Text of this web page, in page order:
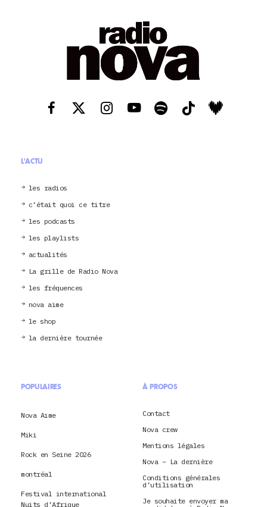
L'ACTU
les radios
c’était quoi ce titre
les podcasts
les playlists
actualités
La grille de Radio Nova
les fréquences
nova aime
le shop
la dernière tournée
POPULAIRES
Nova Aime
Miki
Rock en Seine 2026
montréal
Festival international
Nuits d’Afrique
À PROPOS
Contact
Nova crew
Mentions légales
Nova – La dernière
Conditions générales
d’utilisation
Je souhaite envoyer ma